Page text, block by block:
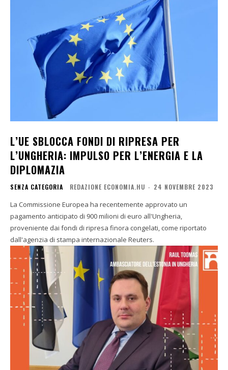
L’UE SBLOCCA FONDI DI RIPRESA PER
L’UNGHERIA: IMPULSO PER L’ENERGIA E LA
DIPLOMAZIA
SENZA CATEGORIA REDAZIONE ECONOMIA.HU - 24 NOVEMBRE 2023
La Commissione Europea ha recentemente approvato un
pagamento anticipato di 900 milioni di euro all'Ungheria,
proveniente dai fondi di ripresa finora congelati, come riportato
dall'agenzia di stampa internazionale Reuters.